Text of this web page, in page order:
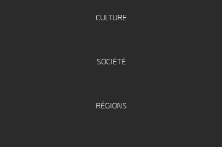
CULTURE
SOCIÉTÉ
RÉGIONS